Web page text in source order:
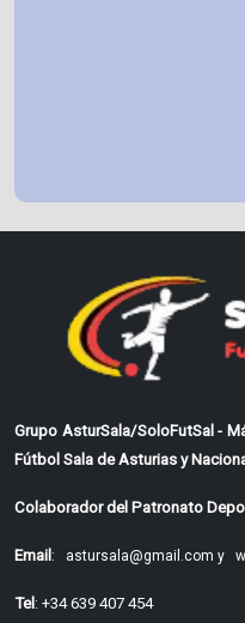
Grupo AsturSala/SoloFutSal -
Fútbol Sala de Asturias y
Colaborador del Patronato
Email: astursala@gmail.com y
Tel: +34 639 407 454